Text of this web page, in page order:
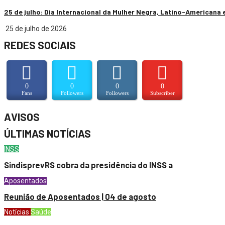
25 de julho: Dia Internacional da Mulher Negra, Latino-Americana
25 de julho de 2026
REDES SOCIAIS
0
Fans
0
Followers
0
Followers
0
Subscriber
AVISOS
ÚLTIMAS NOTÍCIAS
INSS
SindisprevRS cobra da presidência do INSS a
Aposentados
Reunião de Aposentados | 04 de agosto
Notícias Saúde